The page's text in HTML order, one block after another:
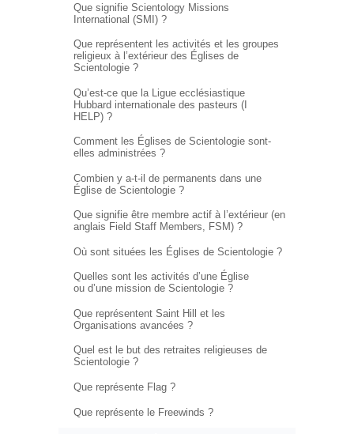
Que signifie Scientology Missions
International (SMI) ?
Que représentent les activités et les groupes
religieux à l’extérieur des Églises de
Scientologie ?
Qu’est-ce que la Ligue ecclésiastique
Hubbard internationale des pasteurs (I
HELP) ?
Comment les Églises de Scientologie sont-
elles administrées ?
Combien y a-t-il de permanents dans une
Église de Scientologie ?
Que signifie être membre actif à l’extérieur (en
anglais Field Staff Members, FSM) ?
Où sont situées les Églises de Scientologie ?
Quelles sont les activités d’une Église
ou d’une mission de Scientologie ?
Que représentent Saint Hill et les
Organisations avancées ?
Quel est le but des retraites religieuses de
Scientologie ?
Que représente Flag ?
Que représente le Freewinds ?